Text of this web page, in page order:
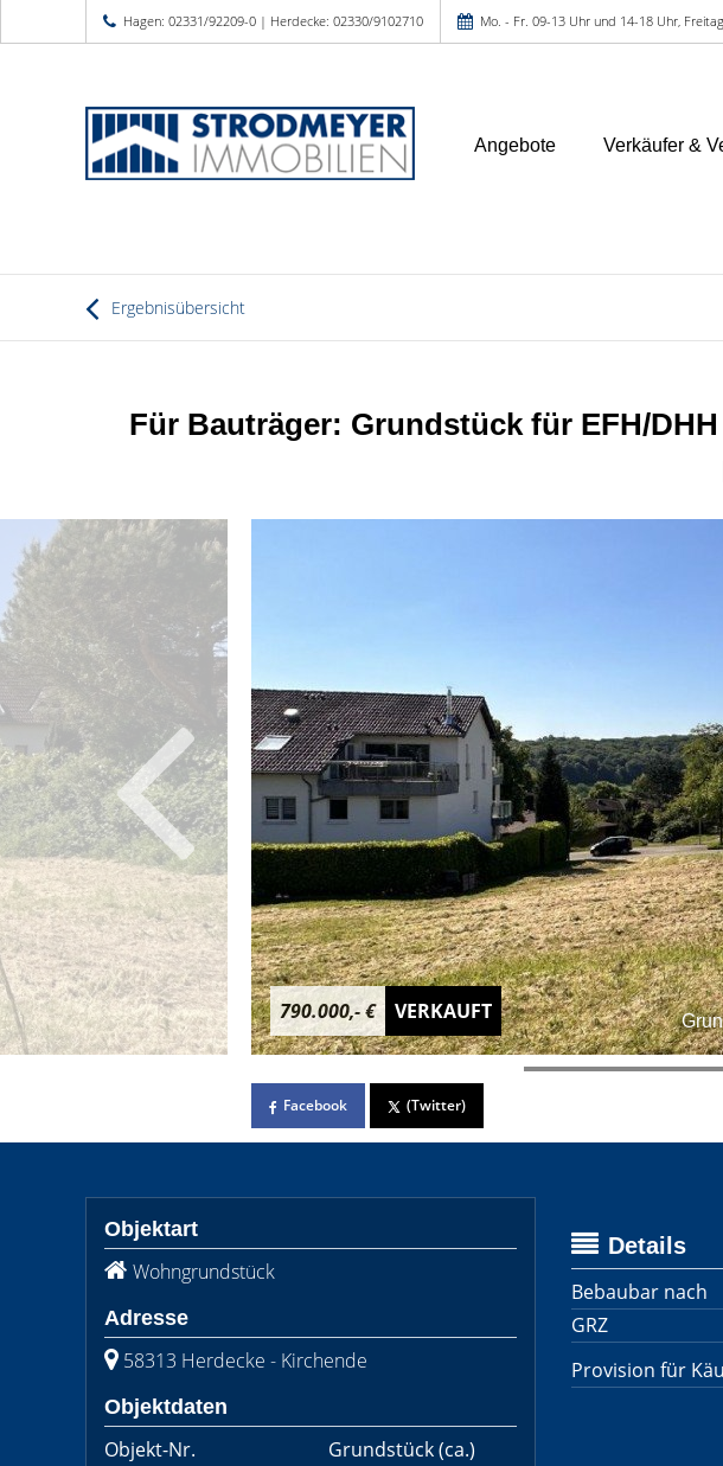
Hagen: 02331/92209-0 | Herdecke: 02330/9102710 Mo. - Fr. 09-13 Uhr und 14-18 Uhr,
Angebote Verkäufer &
Ergebnisübersicht
Für Bauträger: Grundstück für EFH/
790.000,- € VERKAUFT
Facebook (Twitter)
Objektart
Wohngrundstück
Adresse
58313 Herdecke - Kirchende
Objektdaten
Objekt-Nr.
Grundstück(ca.)
Details
Bebaubar nach
GRZ
Provision für